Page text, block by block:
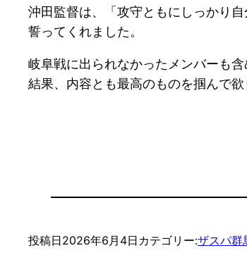
沖田監督は、「攻守ともにしっかり
誓ってくれました。
岐阜戦に出られなかったメンバーも
結果、内容とも最高のものを掴んで
投稿日2026年6月4日 カテゴリー:ザスパ群